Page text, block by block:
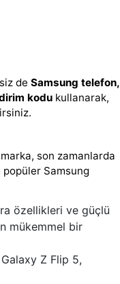
de Samsung telefon,
kodu kullanarak,
son zamanlarda
popüler Samsung
özellikleri ve güçlü
mükemmel bir
Z Flip 5,